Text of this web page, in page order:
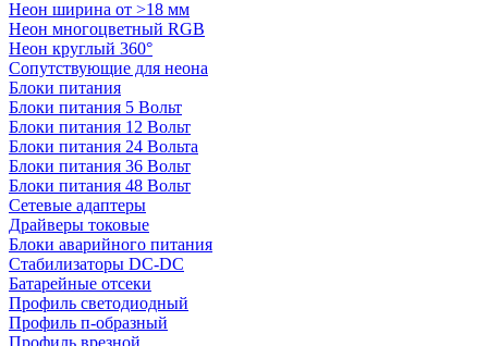
Неон ширина от >18 мм
Неон многоцветный RGB
Неон круглый 360°
Сопутствующие для неона
Блоки питания
Блоки питания 5 Вольт
Блоки питания 12 Вольт
Блоки питания 24 Вольта
Блоки питания 36 Вольт
Блоки питания 48 Вольт
Сетевые адаптеры
Драйверы токовые
Блоки аварийного питания
Стабилизаторы DC-DC
Батарейные отсеки
Профиль светодиодный
Профиль п-образный
Профиль врезной